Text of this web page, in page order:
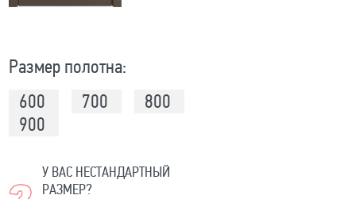
Размер полотна:
600
700
800
900
У ВАС НЕСТАНДАРТНЫЙ
РАЗМЕР?